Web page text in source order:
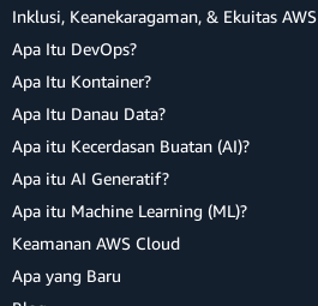
Inklusi, Keanekaragaman, & Ekuitas AWS
Apa Itu DevOps?
Apa Itu Kontainer?
Apa Itu Danau Data?
Apa itu Kecerdasan Buatan (AI)?
Apa itu AI Generatif?
Apa itu Machine Learning (ML)?
Keamanan AWS Cloud
Apa yang Baru